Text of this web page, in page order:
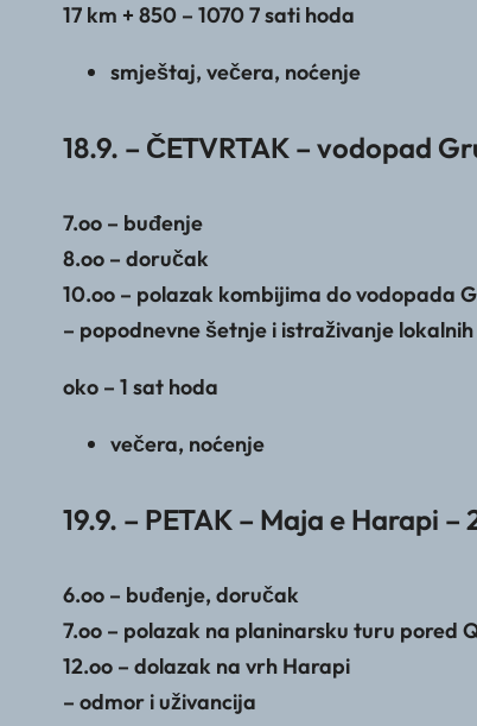
17 km + 850 – 1070 7 sati hoda
smještaj, večera, noćenje
18.9. – ČETVRTAK – vodopad
7.oo – buđenje
8.oo – doručak
10.oo – polazak kombijima do vodopada
– popodnevne šetnje i istraživanje
oko – 1 sat hoda
večera, noćenje
19.9. – PETAK – Maja e Harapi –
6.oo – buđenje, doručak
7.oo – polazak na planinarsku turu pored
12.oo – dolazak na vrh Harapi
– odmor i uživancija